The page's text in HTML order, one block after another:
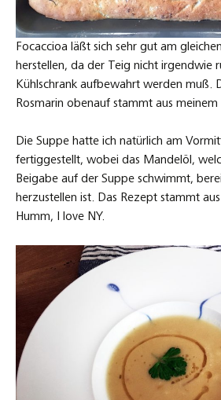
Focaccioa läßt sich sehr gut am
herstellen, da der Teig nicht irgendwie
Kühlschrank aufbewahrt werden muß.
Rosmarin obenauf stammt aus meinem
Die Suppe hatte ich natürlich am
fertiggestellt, wobei das Mandelöl,
Beigabe auf der Suppe schwimmt,
herzustellen ist. Das Rezept stammt
Humm, I love NY.